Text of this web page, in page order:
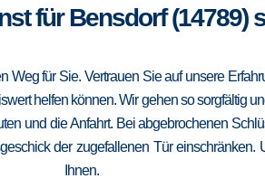
für Bensdorf (14789)
für Sie. Vertrauen Sie auf unsere
helfen können. Wir gehen so sorgfältig
und die Anfahrt. Bei abgebrochenen
der zugefallenen Tür
Ihnen.